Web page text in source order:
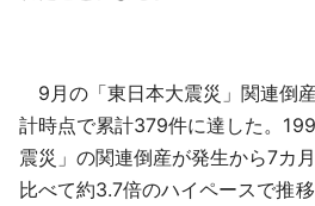
9月の「東日本大震災」関連倒
計時点で累計379件に達した。
震災」の関連倒産が発生から7カ
比べて約3.7倍のハイペースで推移